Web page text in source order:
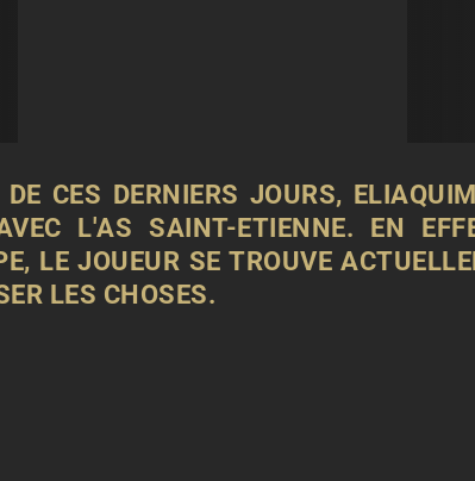
CES DERNIERS JOURS,
L'AS SAINT-ETIENNE. EN
LE JOUEUR SE TROUVE
LES CHOSES.